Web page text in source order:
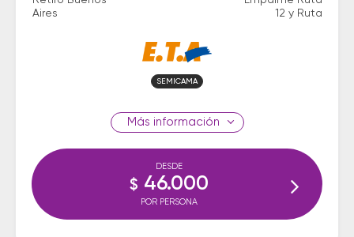
Aires
12 y Ruta
SEMICAMA
información
DESDE
$ 46.000
POR PERSONA